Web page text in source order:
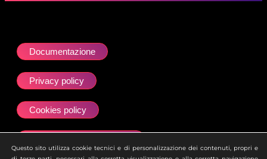
Documentazione
Privacy policy
Cookies policy
Questo sito utilizza cookie tecnici e di personalizzazione dei contenuti, propri e